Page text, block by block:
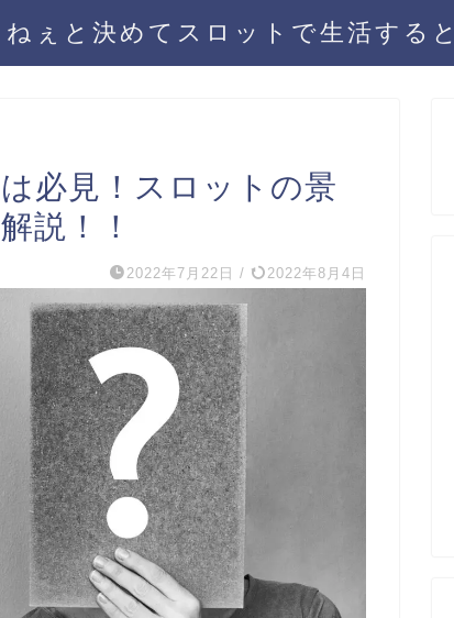
ぇと決めてスロットで生活する
必見！スロットの景
説！！
2022年7月22日 / 2022年8月4日